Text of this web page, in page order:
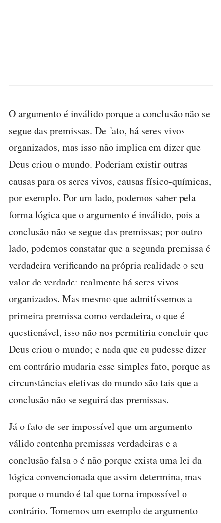
O argumento é inválido porque a conclusão não se
segue das premissas. De fato, há seres vivos
organizados, mas isso não implica em dizer que
Deus criou o mundo. Poderiam existir outras
causas para os seres vivos, causas físico-químicas,
por exemplo. Por um lado, podemos saber pela
forma lógica que o argumento é inválido, pois a
conclusão não se segue das premissas; por outro
lado, podemos constatar que a segunda premissa é
verdadeira verificando na própria realidade o seu
valor de verdade: realmente há seres vivos
organizados. Mas mesmo que admitíssemos a
primeira premissa como verdadeira, o que é
questionável, isso não nos permitiria concluir que
Deus criou o mundo; e nada que eu pudesse dizer
em contrário mudaria esse simples fato, porque as
circunstâncias efetivas do mundo são tais que a
conclusão não se seguirá das premissas.
Já o fato de ser impossível que um argumento
válido contenha premissas verdadeiras e a
conclusão falsa o é não porque exista uma lei da
lógica convencionada que assim determina, mas
porque o mundo é tal que torna impossível o
contrário. Tomemos um exemplo de argumento